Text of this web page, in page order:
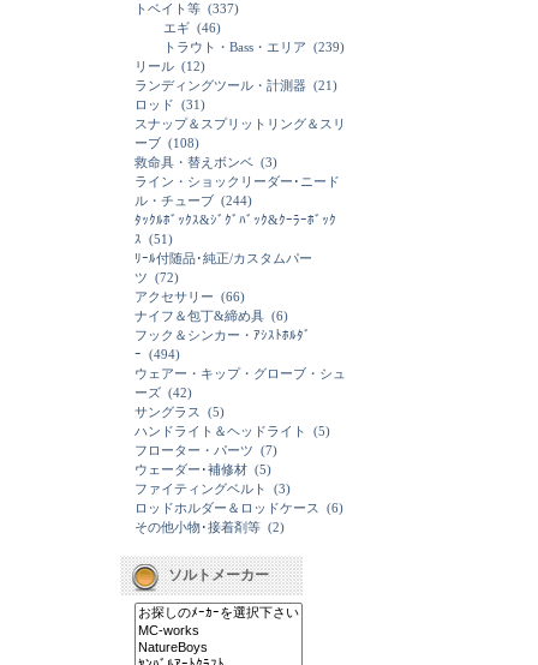
トベイト等 (337)
エギ (46)
トラウト・Bass・エリア (239)
リール (12)
ランディングツール・計測器 (21)
ロッド (31)
スナップ＆スプリットリング＆スリ
ーブ (108)
救命具・替えボンベ (3)
ライン・ショックリーダー･ニード
ル・チューブ (244)
ﾀｯｸﾙﾎﾞｯｸｽ&ｼﾞｸﾞﾊﾞｯｸ&ｸｰﾗｰﾎﾞｯｸ
ｽ (51)
ﾘｰﾙ付随品･純正/カスタムパー
ツ (72)
アクセサリー (66)
ナイフ＆包丁&締め具 (6)
フック＆シンカー・ｱｼｽﾄﾎﾙﾀﾞ
ｰ (494)
ウェアー・キップ・グローブ・シュ
ーズ (42)
サングラス
(5)
ハンドライト＆ヘッドライト
(5)
フローター・パーツ (7)
ウェーダー･補修材 (5)
ファイティングベルト
(3)
ロッドホルダー＆ロッドケース
(6)
その他小物･接着剤等 (2)
ソルトメーカー